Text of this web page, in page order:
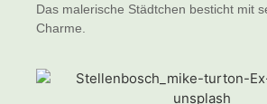
Das malerische Städtchen besticht mit
Charme.